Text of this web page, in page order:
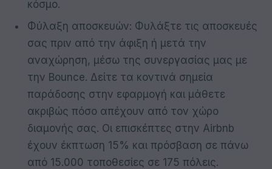
κόσμο.
Φύλαξη αποσκευών: Φυλάξτε τις αποσκευές
σας πριν από την άφιξη ή μετά την
αναχώρηση, μέσω της συνεργασίας μας με
την Bounce. Δείτε τα κοντινά σημεία
παράδοσης στην εφαρμογή και μάθετε
ακριβώς πόσο απέχουν από τον χώρο
διαμονής σας. Οι επισκέπτες στην Airbnb
έχουν έκπτωση 15% και πρόσβαση σε πάνω
από 15.000 τοποθεσίες σε 175 πόλεις.